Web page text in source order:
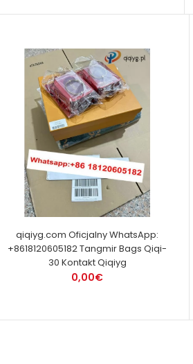
qiqiyg.com Oficjalny WhatsApp:
+8618120605182 Tangmir Bags Qiqi-
30 Kontakt Qiqiyg
0,00€